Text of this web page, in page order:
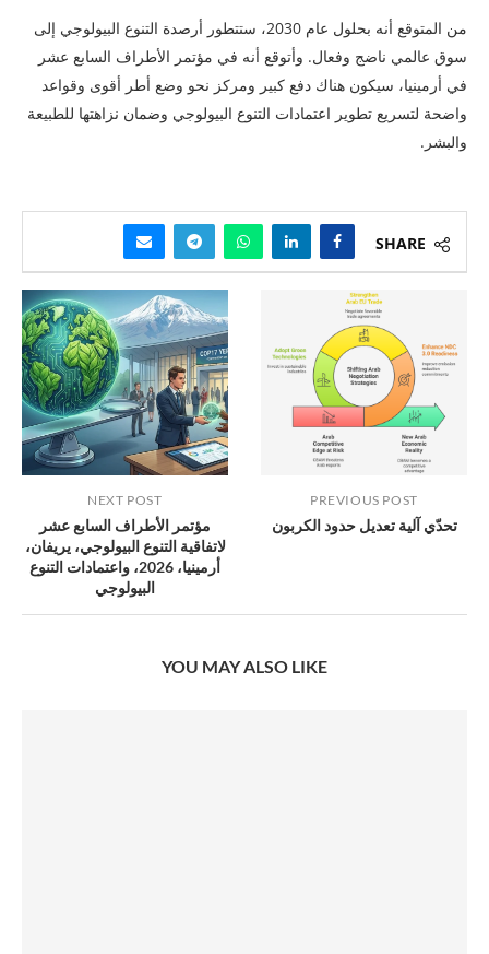
من المتوقع أنه بحلول عام 2030، ستتطور أرصدة التنوع البيولوجي إلى
سوق عالمي ناضج وفعال. وأتوقع أنه في مؤتمر الأطراف السابع عشر
في أرمينيا، سيكون هناك دفع كبير ومركز نحو وضع أطر أقوى وقواعد
واضحة لتسريع تطوير اعتمادات التنوع البيولوجي وضمان نزاهتها للطبيعة
والبشر.
SHARE
PREVIOUS POST
تحدّي آلية تعديل حدود الكربون
NEXT POST
مؤتمر الأطراف السابع عشر
لاتفاقية التنوع البيولوجي، يريفان،
أرمينيا، 2026، واعتمادات التنوع
البيولوجي
YOU MAY ALSO LIKE